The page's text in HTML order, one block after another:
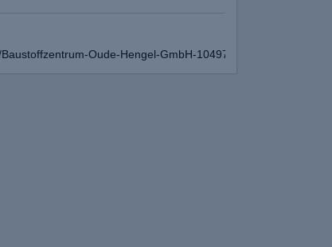
Oude-Hengel-GmbH-104970830923026/